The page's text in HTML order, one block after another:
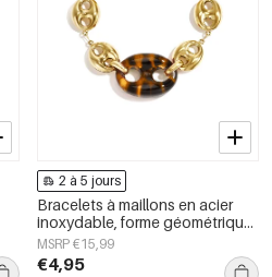
2 à 5 jours
Bracelets à maillons en acier
inoxydable, forme géométrique,
collection Simple Daily Simple,
bijoux pour femmes
MSRP €15,99
€4,95